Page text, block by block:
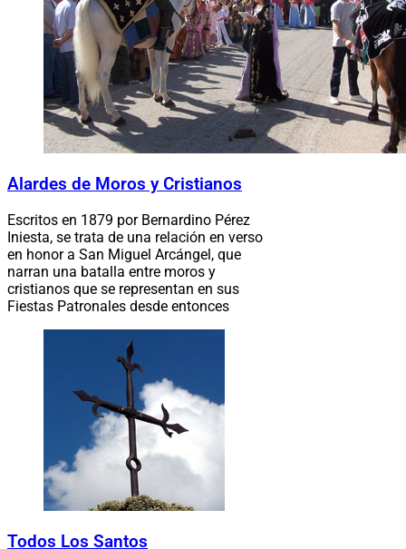
Alardes de Moros y Cristianos
Escritos en 1879 por Bernardino Pérez
Iniesta, se trata de una relación en verso
en honor a San Miguel Arcángel, que
narran una batalla entre moros y
cristianos que se representan en sus
Fiestas Patronales desde entonces
Todos Los Santos